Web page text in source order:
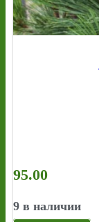
95.00
9 в наличии